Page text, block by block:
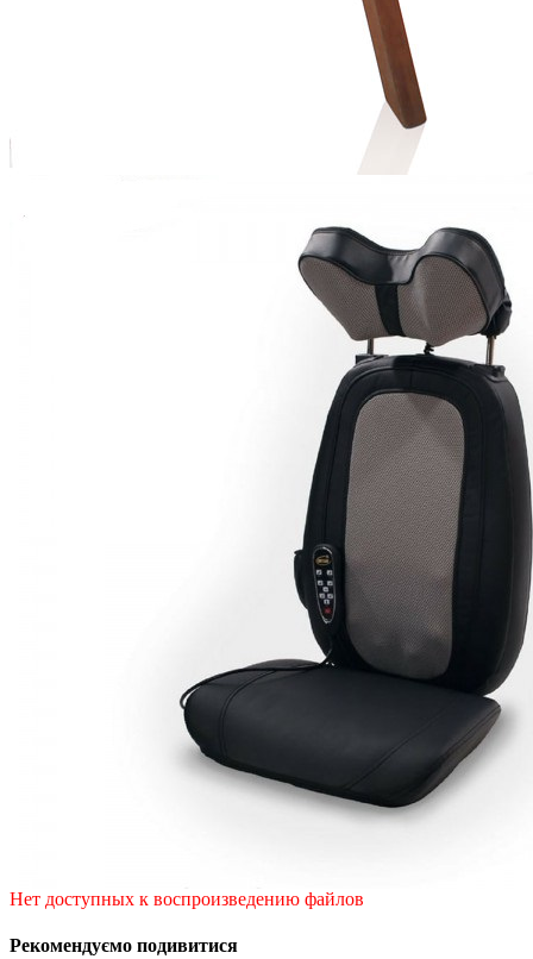
Нет доступных к воспроизведению файлов
Рекомендуємо подивитися